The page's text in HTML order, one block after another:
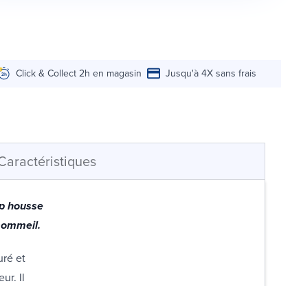
Click & Collect 2h en magasin Jusqu'à 4X sans frais
housse
et
Il